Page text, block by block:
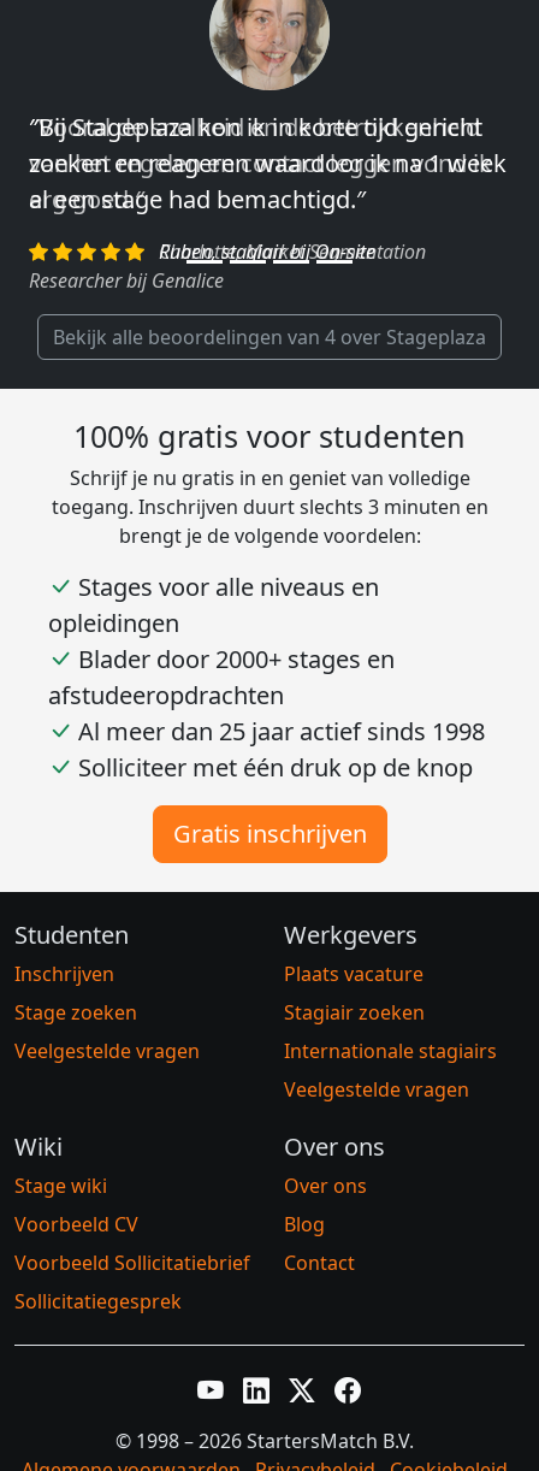
″Vooral de snelheid en de betrokkenheid
van het regelen en contact leggen vond ik
erg goed.″
Charlotte, Market Segmentation
Researcher bij Genalice
Bekijk alle beoordelingen van 4 over Stageplaza
100% gratis voor studenten
Schrijf je nu gratis in en geniet van volledige
toegang. Inschrijven duurt slechts 3 minuten en
brengt je de volgende voordelen:
Stages voor alle niveaus en
opleidingen
Blader door 2000+ stages en
afstudeeropdrachten
Al meer dan 25 jaar actief sinds 1998
Solliciteer met één druk op de knop
Gratis inschrijven
Studenten
Inschrijven
Stage zoeken
Veelgestelde vragen
Werkgevers
Plaats vacature
Stagiair zoeken
Internationale stagiairs
Veelgestelde vragen
Wiki
Stage wiki
Voorbeeld CV
Voorbeeld Sollicitatiebrief
Sollicitatiegesprek
Over ons
Over ons
Blog
Contact
YouTubeLinkedInTwitter XFacebook
© 1998 – 2026 StartersMatch B.V.